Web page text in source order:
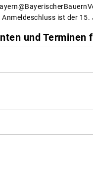
Anmeldeschluss ist der 15.
und Terminen